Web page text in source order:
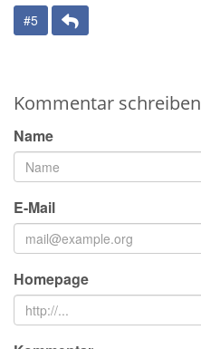
#5 Antwort
Kommentar schreiben
Name
E-Mail
Homepage